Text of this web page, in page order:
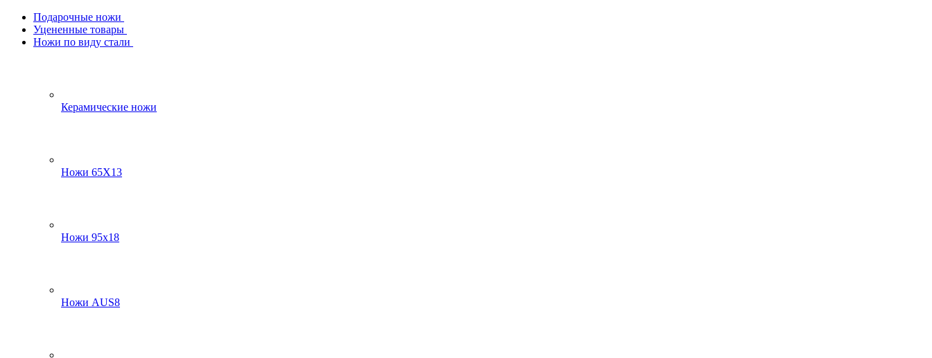
Подарочные ножи
Уцененные товары
Ножи по виду стали
Керамические ножи
Ножи 65Х13
Ножи 95х18
Ножи AUS8